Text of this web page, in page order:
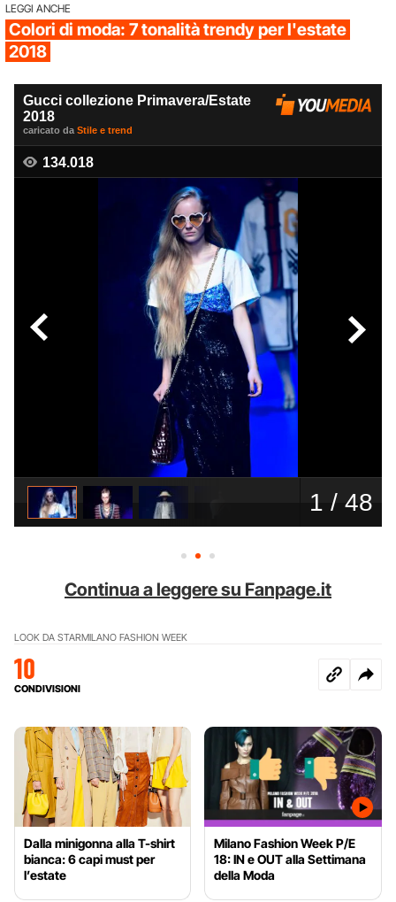
LEGGI ANCHE
Colori di moda: 7 tonalità trendy per l'estate
2018
Continua a leggere su Fanpage.it
LOOK DA STARMILANO FASHION WEEK
10
CONDIVISIONI
Dalla minigonna alla T-shirt
bianca: 6 capi must per
l’estate
Milano Fashion Week P/E
18: IN e OUT alla Settimana
della Moda